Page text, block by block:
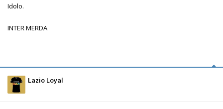
Idolo.
INTER MERDA
Lazio Loyal